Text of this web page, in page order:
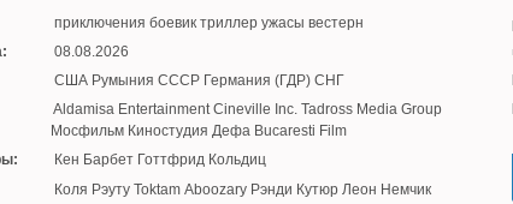
приключения боевик триллер ужасы вестерн
08.08.2026
США Румыния СССР Германия (ГДР) СНГ
Aldamisa Entertainment Cineville Inc. Tadross Media Group
Мосфильм Киностудия Дефа Bucaresti Film
Кен Барбет Готтфрид Кольдиц